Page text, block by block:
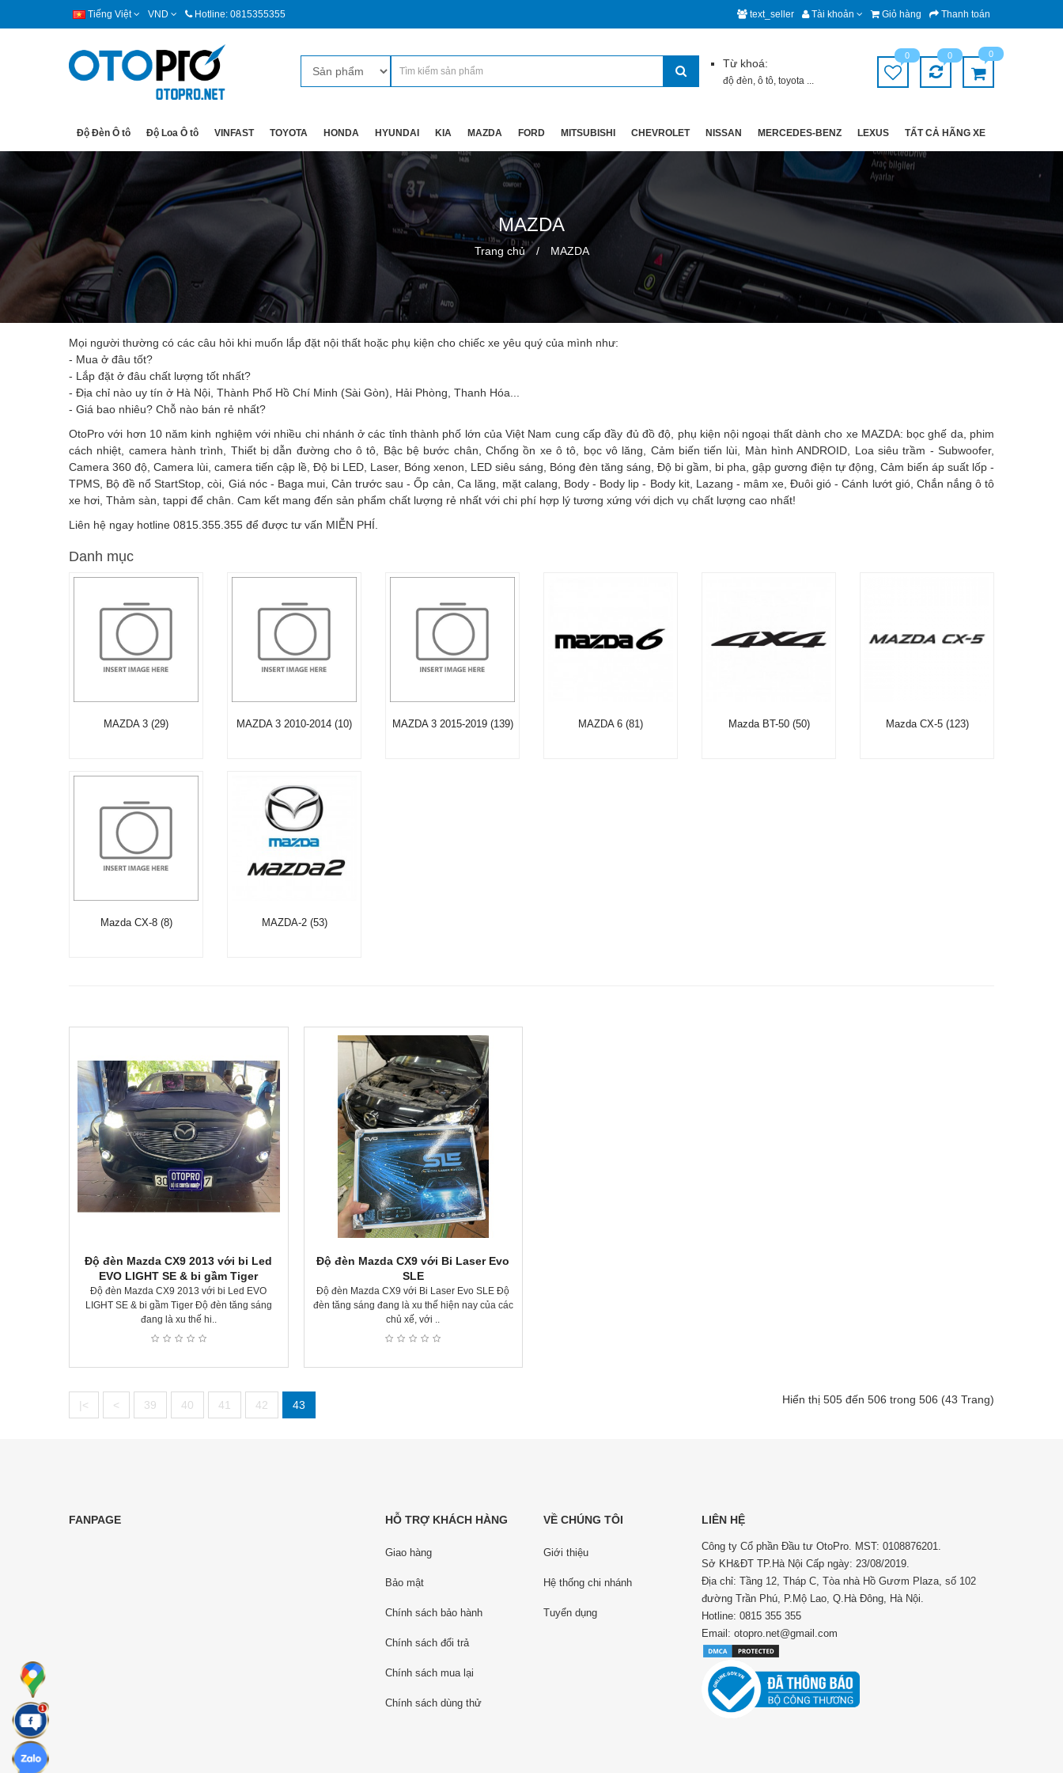
Tiếng Việt VND Hotline: 0815355355 text_seller Tài khoản Giỏ hàng Thanh toán
Từ khoá:
độ đèn, ô tô, toyota ...
0 0 0
Độ Đèn Ô tô Độ Loa Ô tô VINFAST TOYOTA HONDA HYUNDAI KIA MAZDA FORD MITSUBISHI CHEVROLET NISSAN MERCEDES-BENZ LEXUS TẤT CẢ HÃNG XE
MAZDA
Trang chủ MAZDA
Mọi người thường có các câu hỏi khi muốn lắp đặt nội thất hoặc phụ kiện cho chiếc xe yêu quý của mình như:
- Mua ở đâu tốt?
- Lắp đặt ở đâu chất lượng tốt nhất?
- Địa chỉ nào uy tín ở Hà Nội, Thành Phố Hồ Chí Minh (Sài Gòn), Hải Phòng, Thanh Hóa...
- Giá bao nhiêu? Chỗ nào bán rẻ nhất?
OtoPro với hơn 10 năm kinh nghiệm với nhiều chi nhánh ở các tỉnh thành phố lớn của Việt Nam cung cấp đầy đủ đồ độ, phụ kiện nội ngoại thất dành cho xe MAZDA: bọc ghế da, phim
cách nhiệt, camera hành trình, Thiết bị dẫn đường cho ô tô, Bậc bệ bước chân, Chống ồn xe ô tô, bọc vô lăng, Cảm biến tiến lùi, Màn hình ANDROID, Loa siêu trầm - Subwoofer,
Camera 360 độ, Camera lùi, camera tiến cập lề, Độ bi LED, Laser, Bóng xenon, LED siêu sáng, Bóng đèn tăng sáng, Độ bi gầm, bi pha, gập gương điện tự động, Cảm biến áp suất lốp -
TPMS, Bộ đề nổ StartStop, còi, Giá nóc - Baga mui, Cản trước sau - Ốp cản, Ca lăng, mặt calang, Body - Body lip - Body kit, Lazang - mâm xe, Đuôi gió - Cánh lướt gió, Chắn nắng ô tô
xe hơi, Thảm sàn, tappi để chân. Cam kết mang đến sản phẩm chất lượng rẻ nhất với chi phí hợp lý tương xứng với dịch vụ chất lượng cao nhất!
Liên hệ ngay hotline 0815.355.355 để được tư vấn MIỄN PHÍ.
Danh mục
MAZDA 3 (29) MAZDA 3 2010-2014 (10) MAZDA 3 2015-2019 (139) MAZDA 6 (81) Mazda BT-50 (50) Mazda CX-5 (123)
Mazda CX-8 (8) MAZDA-2 (53)
Độ đèn Mazda CX9 2013 với bi Led
EVO LIGHT SE & bi gầm Tiger
Độ đèn Mazda CX9 2013 với bi Led EVO
LIGHT SE & bi gầm Tiger Độ đèn tăng sáng
đang là xu thế hi..
Độ đèn Mazda CX9 với Bi Laser Evo
SLE
Độ đèn Mazda CX9 với Bi Laser Evo SLE Độ
đèn tăng sáng đang là xu thế hiện nay của các
chủ xế, với ..
|< < 39 40 41 42 43 Hiển thị 505 đến 506 trong 506 (43 Trang)
FANPAGE HỖ TRỢ KHÁCH HÀNG
Giao hàng
Bảo mật
Chính sách bảo hành
Chính sách đổi trả
Chính sách mua lại
Chính sách dùng thử
VỀ CHÚNG TÔI
Giới thiệu
Hệ thống chi nhánh
Tuyển dụng
LIÊN HỆ
Công ty Cổ phần Đầu tư OtoPro. MST: 0108876201.
Sở KH&ĐT TP.Hà Nội Cấp ngày: 23/08/2019.
Địa chỉ: Tầng 12, Tháp C, Tòa nhà Hồ Gươm Plaza, số 102
đường Trần Phú, P.Mộ Lao, Q.Hà Đông, Hà Nội.
Hotline: 0815 355 355
Email: otopro.net@gmail.com